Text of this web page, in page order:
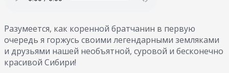
Разумеется, как коренной братчанин в первую
очередь я горжусь своими легендарными земляками
и друзьями нашей необъятной, суровой и бесконечно
красивой Сибири!